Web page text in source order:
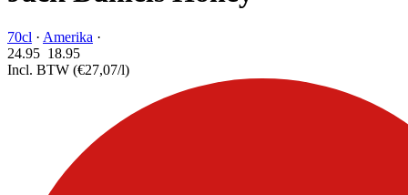
70cl · Amerika ·
24.95 18.95
Incl. BTW (€27,07/l)